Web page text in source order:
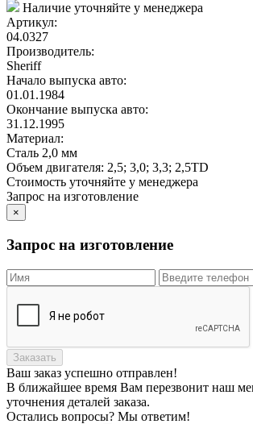
Наличие уточняйте у менеджера
Артикул:
04.0327
Производитель:
Sheriff
Начало выпуска авто:
01.01.1984
Окончание выпуска авто:
31.12.1995
Материал:
Сталь 2,0 мм
Объем двигателя: 2,5; 3,0; 3,3; 2,5TD
Стоимость уточняйте у менеджера
Запрос на изготовление
×
Запрос на изготовление
Заказать
Ваш заказ успешно отправлен!
В ближайшее время Вам перезвонит наш
уточнения деталей заказа.
Остались вопросы? Мы ответим!